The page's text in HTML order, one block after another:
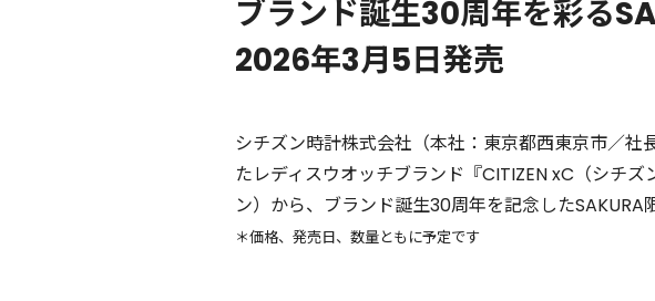
ブランド誕生30周年を彩る
2026年3月5日発売
シチズン時計株式会社（本社：東京都西東京市／
たレディスウオッチブランド『CITIZEN xC（シチ
ン）から、ブランド誕生30周年を記念したSAKURA
＊価格、発売日、数量ともに予定です